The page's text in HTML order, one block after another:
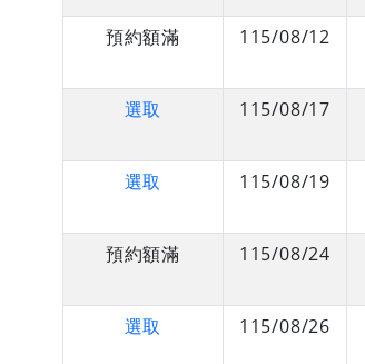
預約額滿
115/08/12
選取
115/08/17
選取
115/08/19
預約額滿
115/08/24
選取
115/08/26